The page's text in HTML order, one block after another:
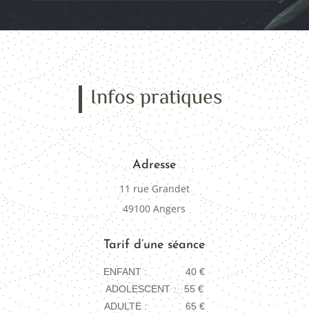
Infos pratiques
Adresse
11 rue Grandet
49100 Angers
Tarif d’une séance
ENFANT : 40 €
ADOLESCENT : 55 €
ADULTE : 65 €